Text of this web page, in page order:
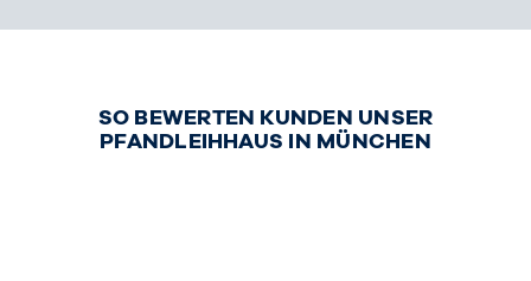
SO BEWERTEN KUNDEN UNSER
PFANDLEIHHAUS IN MÜNCHEN